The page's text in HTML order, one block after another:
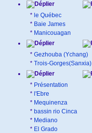
* le Québec
* Baie James
* Manicouagan
* Gezhouba (Ychang)
* Trois-Gorges(Sanxia)
* Présentation
* l'Ebre
* Mequinenza
* bassin rio Cinca
* Mediano
* El Grado